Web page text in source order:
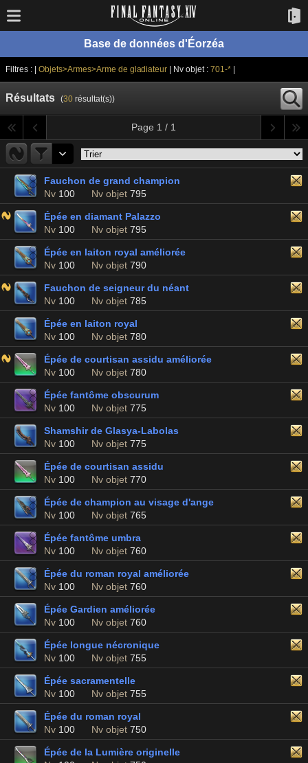
Base de données d'Éorzéa
Filtres : | Objets>Armes>Arme de gladiateur | Nv objet :701-*
Résultats (30résultat(s))
Page 1 / 1
Fauchon de grand champion
Nv 100 Nv objet 795
Épée en diamant Palazzo
Nv 100 Nv objet 795
Épée en laiton royal améliorée
Nv 100 Nv objet 790
Fauchon de seigneur du néant
Nv 100 Nv objet 785
Épée en laiton royal
Nv 100 Nv objet 780
Épée de courtisan assidu améliorée
Nv 100 Nv objet 780
Épée fantôme obscurum
Nv 100 Nv objet 775
Shamshir de Glasya-Labolas
Nv 100 Nv objet 775
Épée de courtisan assidu
Nv 100 Nv objet 770
Épée de champion au visage d'ange
Nv 100 Nv objet 765
Épée fantôme umbra
Nv 100 Nv objet 760
Épée du roman royal améliorée
Nv 100 Nv objet 760
Épée Gardien améliorée
Nv 100 Nv objet 760
Épée longue nécronique
Nv 100 Nv objet 755
Épée sacramentelle
Nv 100 Nv objet 755
Épée du roman royal
Nv 100 Nv objet 750
Épée de la Lumière originelle